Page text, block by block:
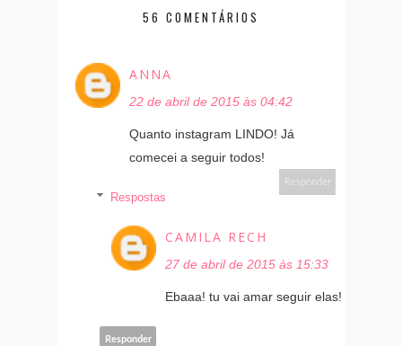
56 COMENTÁRIOS
ANNA
22 de abril de 2015 às 04:42
Quanto instagram LINDO! Já
comecei a seguir todos!
Responder
Respostas
CAMILA RECH
27 de abril de 2015 às 15:33
Ebaaa! tu vai amar seguir elas!
Responder